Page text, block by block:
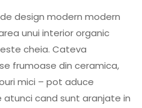
unui interior organic
cheia. Cateva
frumoase din ceramica,
mici – pot aduce
cand sunt aranjate in